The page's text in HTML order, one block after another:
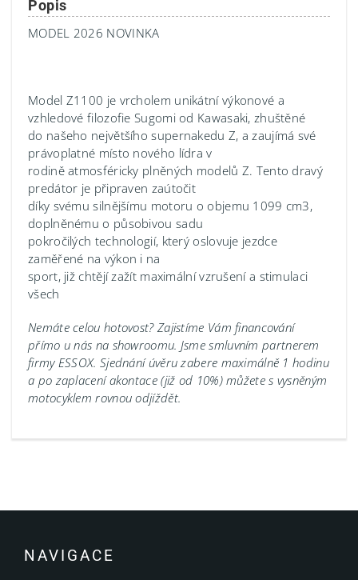
Popis
MODEL 2026 NOVINKA
Model Z1100 je vrcholem unikátní výkonové a
vzhledové filozofie Sugomi od Kawasaki, zhuštěné
do našeho největšího supernakedu Z, a zaujímá své
právoplatné místo nového lídra v
rodině atmosféricky plněných modelů Z. Tento dravý
predátor je připraven zaútočit
díky svému silnějšímu motoru o objemu 1099 cm3,
doplněnému o působivou sadu
pokročilých technologií, který oslovuje jezdce
zaměřené na výkon i na
sport, již chtějí zažít maximální vzrušení a stimulaci
všech
Nemáte celou hotovost? Zajistíme Vám financování
přímo u nás na showroomu. Jsme smluvním partnerem
firmy ESSOX. Sjednání úvěru zabere maximálně 1 hodinu
a po zaplacení akontace (již od 10%) můžete s vysněným
motocyklem rovnou odjíždět.
NAVIGACE